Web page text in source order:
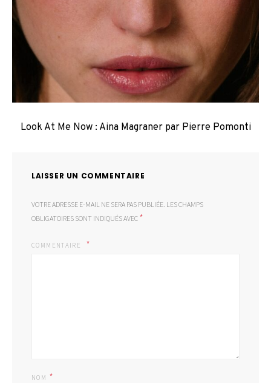
Look At Me Now : Aina Magraner par Pierre Pomonti
LAISSER UN COMMENTAIRE
VOTRE ADRESSE E-MAIL NE SERA PAS PUBLIÉE. LES CHAMPS
OBLIGATOIRES SONT INDIQUÉS AVEC *
COMMENTAIRE
NOM *